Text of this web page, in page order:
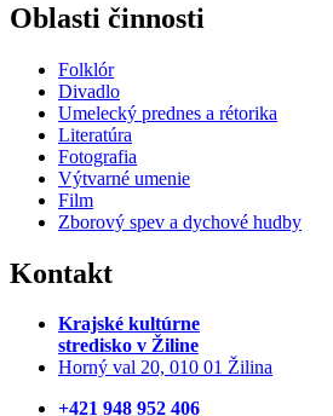
Oblasti činnosti
Folklór
Divadlo
Umelecký prednes a rétorika
Literatúra
Fotografia
Výtvarné umenie
Film
Zborový spev a dychové hudby
Kontakt
Krajské kultúrne
stredisko v Žiline
Horný val 20, 010 01 Žilina
+421 948 952 406